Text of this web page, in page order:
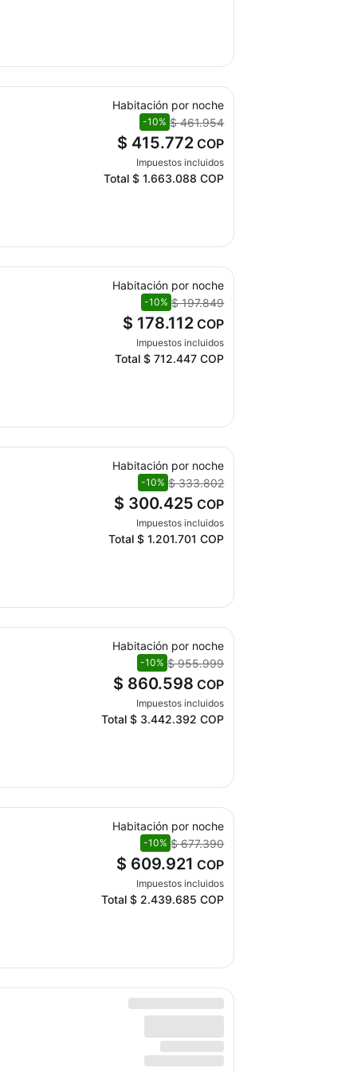
Habitación por noche
-10% $ 461.954
$ 415.772 COP
Impuestos incluidos
Total$ 1.663.088 COP
Habitación por noche
-10% $ 197.849
$ 178.112 COP
Impuestos incluidos
Total$ 712.447 COP
Habitación por noche
-10% $ 333.802
$ 300.425 COP
Impuestos incluidos
Total$ 1.201.701 COP
Habitación por noche
-10% $ 955.999
$ 860.598 COP
Impuestos incluidos
Total$ 3.442.392 COP
Habitación por noche
-10% $ 677.390
$ 609.921 COP
Impuestos incluidos
Total$ 2.439.685 COP